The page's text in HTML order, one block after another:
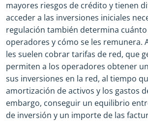
mayores riesgos de crédito y tienen
acceder a las inversiones iniciales
regulación también determina
operadores y cómo se les remunera.
les suelen cobrar tarifas de red, que
permiten a los operadores obtener
sus inversiones en la red, al tiempo
amortización de activos y los gastos
embargo, conseguir un equilibrio
de inversión y un importe de las